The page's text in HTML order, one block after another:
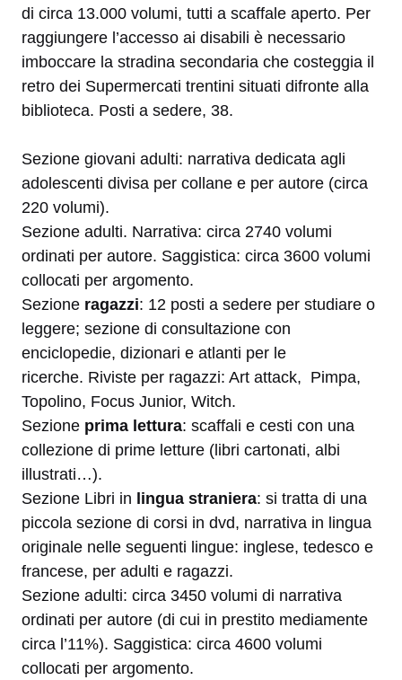
di circa 13.000 volumi, tutti a scaffale aperto. Per
raggiungere l’accesso ai disabili è necessario
imboccare la stradina secondaria che costeggia il
retro dei Supermercati trentini situati difronte alla
biblioteca. Posti a sedere, 38.
Sezione giovani adulti: narrativa dedicata agli
adolescenti divisa per collane e per autore (circa
220 volumi).
Sezione adulti. Narrativa: circa 2740 volumi
ordinati per autore. Saggistica: circa 3600 volumi
collocati per argomento.
Sezione ragazzi: 12 posti a sedere per studiare o
leggere; sezione di consultazione con
enciclopedie, dizionari e atlanti per le
ricerche. Riviste per ragazzi: Art attack, Pimpa,
Topolino, Focus Junior, Witch.
Sezione prima lettura: scaffali e cesti con una
collezione di prime letture (libri cartonati, albi
illustrati…).
Sezione Libri in lingua straniera: si tratta di una
piccola sezione di corsi in dvd, narrativa in lingua
originale nelle seguenti lingue: inglese, tedesco e
francese, per adulti e ragazzi.
Sezione adulti: circa 3450 volumi di narrativa
ordinati per autore (di cui in prestito mediamente
circa l’11%). Saggistica: circa 4600 volumi
collocati per argomento.